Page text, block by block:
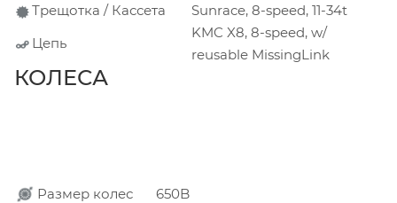
Трещотка / Кассета
Sunrace, 8-speed, 11-34t
Цепь
KMC X8, 8-speed, w/
reusable MissingLink
КОЛЕСА
Размер колес 650B